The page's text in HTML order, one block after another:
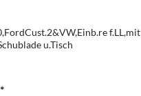
f.LL,mit
u.Tisch